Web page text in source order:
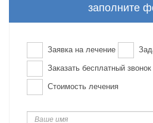
заполните
Заявка на лечение
Заказать бесплатный звонок
Стоимость лечения
имя